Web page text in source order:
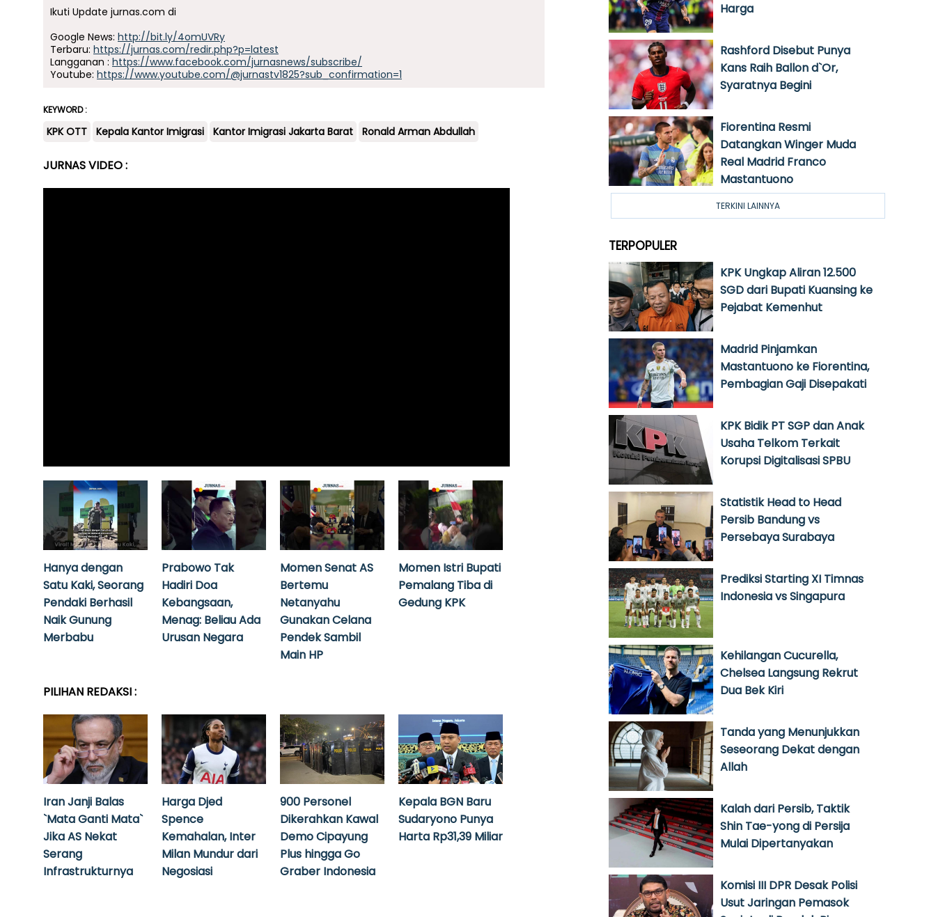
Ikuti Update jurnas.com di
Google News: http://bit.ly/4omUVRy
Terbaru: https://jurnas.com/redir.php?p=latest
Langganan : https://www.facebook.com/jurnasnews/subscribe/
Youtube: https://www.youtube.com/@jurnastv1825?sub_confirmation=1
KEYWORD :
KPK OTT Kepala Kantor Imigrasi Kantor Imigrasi Jakarta Barat Ronald Arman Abdullah
JURNAS VIDEO :
Hanya dengan
Satu Kaki, Seorang
Pendaki Berhasil
Naik Gunung
Merbabu
Prabowo Tak
Hadiri Doa
Kebangsaan,
Menag: Beliau Ada
Urusan Negara
Momen Senat AS
Bertemu
Netanyahu
Gunakan Celana
Pendek Sambil
Main HP
Momen Istri Bupati
Pemalang Tiba di
Gedung KPK
PILIHAN REDAKSI :
Iran Janji Balas
`Mata Ganti Mata`
Jika AS Nekat
Serang
Infrastrukturnya
Harga Djed
Spence
Kemahalan, Inter
Milan Mundur dari
Negosiasi
900 Personel
Dikerahkan Kawal
Demo Cipayung
Plus hingga Go
Graber Indonesia
Kepala BGN Baru
Sudaryono Punya
Harta Rp31,39 Miliar
Harga
Rashford Disebut Punya
Kans Raih Ballon d`Or,
Syaratnya Begini
Fiorentina Resmi
Datangkan Winger Muda
Real Madrid Franco
Mastantuono
TERKINI LAINNYA
TERPOPULER
KPK Ungkap Aliran 12.500
SGD dari Bupati Kuansing ke
Pejabat Kemenhut
Madrid Pinjamkan
Mastantuono ke Fiorentina,
Pembagian Gaji Disepakati
KPK Bidik PT SGP dan Anak
Usaha Telkom Terkait
Korupsi Digitalisasi SPBU
Statistik Head to Head
Persib Bandung vs
Persebaya Surabaya
Prediksi Starting XI Timnas
Indonesia vs Singapura
Kehilangan Cucurella,
Chelsea Langsung Rekrut
Dua Bek Kiri
Tanda yang Menunjukkan
Seseorang Dekat dengan
Allah
Kalah dari Persib, Taktik
Shin Tae-yong di Persija
Mulai Dipertanyakan
Komisi III DPR Desak Polisi
Usut Jaringan Pemasok